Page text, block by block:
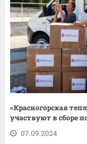
«Красногорская
участвуют в сборе
07.09.2024